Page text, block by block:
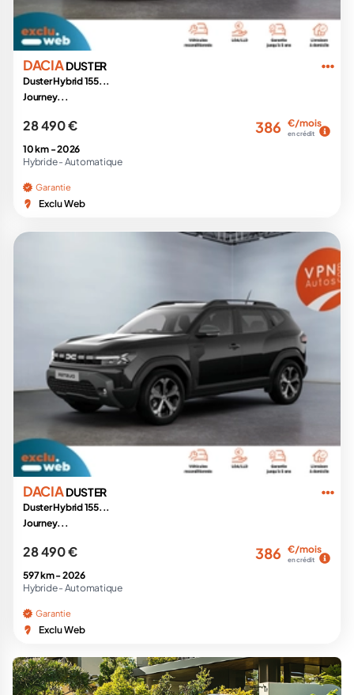
DACIADUSTER
Duster Hybrid 155...
Journey...
28 490 € 386 €/mois
en crédit
10 km -2026
Hybride - Automatique
Garantie
Exclu Web
DACIADUSTER
Duster Hybrid 155...
Journey...
28 490 € 386 €/mois
en crédit
597 km -2026
Hybride - Automatique
Garantie
Exclu Web